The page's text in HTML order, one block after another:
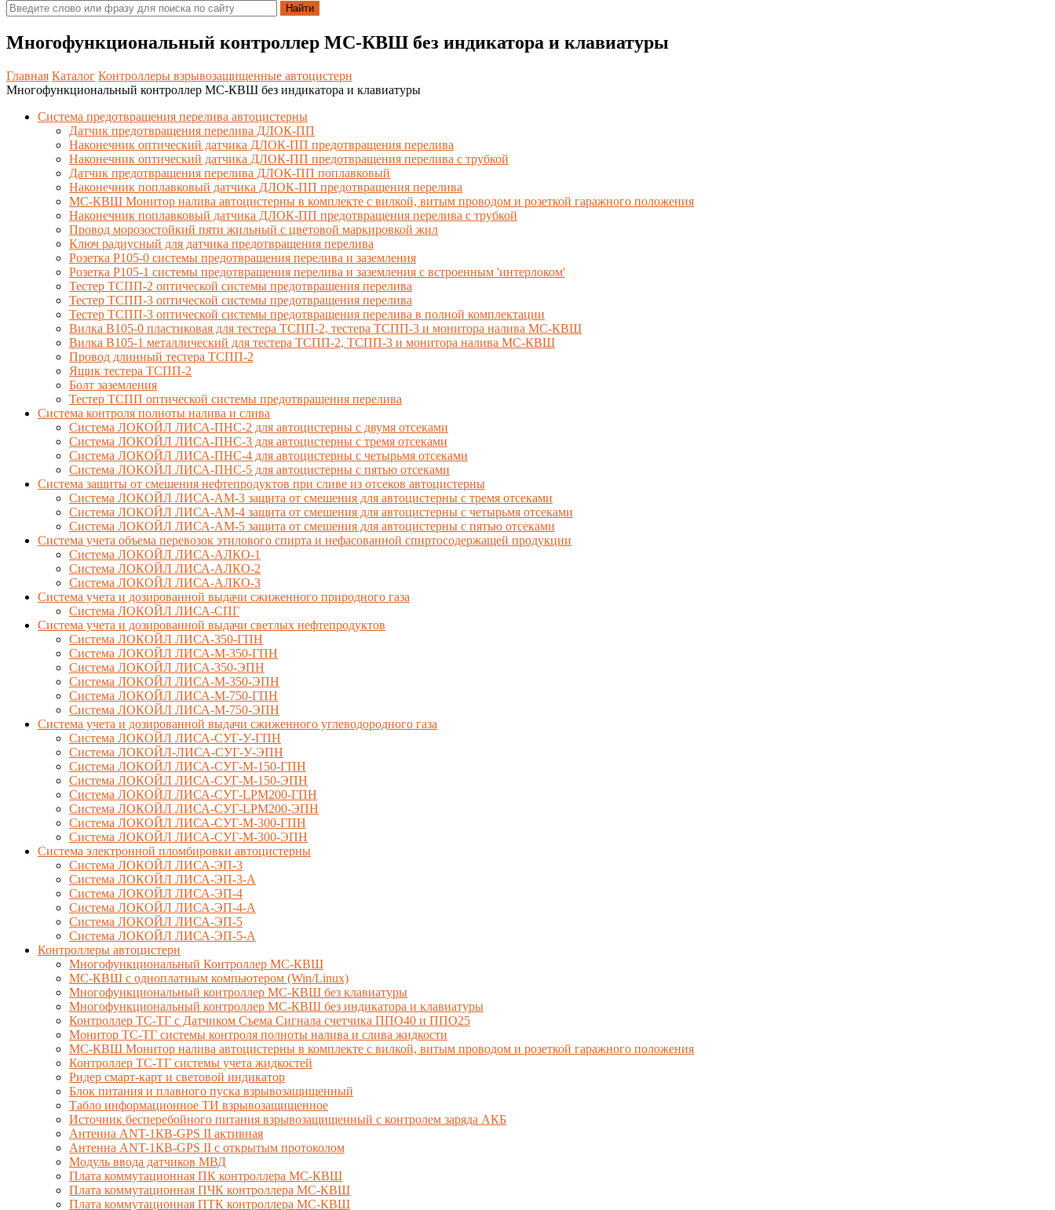
Многофункциональный контроллер МС-КВШ без индикатора и клавиатуры
Главная Каталог Контроллеры взрывозащищенные автоцистерн
Многофункциональный контроллер МС-КВШ без индикатора и клавиатуры
Система предотвращения перелива автоцистерны
Датчик предотвращения перелива ДЛОК-ПП
Наконечник оптический датчика ДЛОК-ПП предотвращения перелива
Наконечник оптический датчика ДЛОК-ПП предотвращения перелива с трубкой
Датчик предотвращения перелива ДЛОК-ПП поплавковый
Наконечник поплавковый датчика ДЛОК-ПП предотвращения перелива
МС-КВШ Монитор налива автоцистерны в комплекте с вилкой, витым проводом и розеткой гаражного положения
Наконечник поплавковый датчика ДЛОК-ПП предотвращения перелива с трубкой
Провод морозостойкий пяти жильный с цветовой маркировкой жил
Ключ радиусный для датчика предотвращения перелива
Розетка Р105-0 системы предотвращения перелива и заземления
Розетка Р105-1 системы предотвращения перелива и заземления с встроенным 'интерлоком'
Тестер ТСПП-2 оптической системы предотвращения перелива
Тестер ТСПП-3 оптической системы предотвращения перелива
Тестер ТСПП-3 оптической системы предотвращения перелива в полной комплектации
Вилка В105-0 пластиковая для тестера ТСПП-2, тестера ТСПП-3 и монитора налива МС-КВШ
Вилка В105-1 металлический для тестера ТСПП-2, ТСПП-3 и монитора налива МС-КВШ
Провод длинный тестера ТСПП-2
Ящик тестера ТСПП-2
Болт заземления
Тестер ТСПП оптической системы предотвращения перелива
Cистема контроля полноты налива и слива
Система ЛОКОЙЛ ЛИСА-ПНС-2 для автоцистерны с двумя отсеками
Система ЛОКОЙЛ ЛИСА-ПНС-3 для автоцистерны с тремя отсеками
Система ЛОКОЙЛ ЛИСА-ПНС-4 для автоцистерны с четырьмя отсеками
Система ЛОКОЙЛ ЛИСА-ПНС-5 для автоцистерны с пятью отсеками
Система защиты от смешения нефтепродуктов при сливе из отсеков автоцистерны
Система ЛОКОЙЛ ЛИСА-AM-3 защита от смешения для автоцистерны с тремя отсеками
Система ЛОКОЙЛ ЛИСА-AM-4 защита от смешения для автоцистерны с четырьмя отсеками
Система ЛОКОЙЛ ЛИСА-AM-5 защита от смешения для автоцистерны с пятью отсеками
Система учета объема перевозок этилового спирта и нефасованной спиртосодержащей продукции
Система ЛОКОЙЛ ЛИСА-AЛКО-1
Система ЛОКОЙЛ ЛИСА-АЛКО-2
Система ЛОКОЙЛ ЛИСА-АЛКО-3
Система учета и дозированной выдачи сжиженного природного газа
Система ЛОКОЙЛ ЛИСА-СПГ
Система учета и дозированной выдачи светлых нефтепродуктов
Система ЛОКОЙЛ ЛИСА-350-ГПН
Система ЛОКОЙЛ ЛИСА-М-350-ГПН
Система ЛОКОЙЛ ЛИСА-350-ЭПН
Система ЛОКОЙЛ ЛИСА-М-350-ЭПН
Система ЛОКОЙЛ ЛИСА-М-750-ГПН
Система ЛОКОЙЛ ЛИСА-М-750-ЭПН
Система учета и дозированной выдачи сжиженного углеводородного газа
Система ЛОКОЙЛ ЛИСА-СУГ-У-ГПН
Система ЛОКОЙЛ-ЛИСА-СУГ-У-ЭПН
Система ЛОКОЙЛ ЛИСА-СУГ-М-150-ГПН
Система ЛОКОЙЛ ЛИСА-СУГ-М-150-ЭПН
Система ЛОКОЙЛ ЛИСА-СУГ-LPM200-ГПН
Система ЛОКОЙЛ ЛИСА-СУГ-LPM200-ЭПН
Система ЛОКОЙЛ ЛИСА-СУГ-М-300-ГПН
Система ЛОКОЙЛ ЛИСА-СУГ-М-300-ЭПН
Система электронной пломбировки автоцистерны
Система ЛОКОЙЛ ЛИСА-ЭП-3
Система ЛОКОЙЛ ЛИСА-ЭП-3-А
Система ЛОКОЙЛ ЛИСА-ЭП-4
Система ЛОКОЙЛ ЛИСА-ЭП-4-А
Система ЛОКОЙЛ ЛИСА-ЭП-5
Система ЛОКОЙЛ ЛИСА-ЭП-5-А
Контроллеры автоцистерн
Многофункциональный Контроллер МС-КВШ
МС-КВШ с одноплатным компьютером (Win/Linux)
Многофункциональный контроллер МС-КВШ без клавиатуры
Многофункциональный контроллер МС-КВШ без индикатора и клавиатуры
Контроллер ТС-ТГ с Датчиком Съема Сигнала счетчика ППО40 и ППО25
Монитор ТС-ТГ системы контроля полноты налива и слива жидкости
МС-КВШ Монитор налива автоцистерны в комплекте с вилкой, витым проводом и розеткой гаражного положения
Контроллер ТС-ТГ системы учета жидкостей
Ридер смарт-карт и световой индикатор
Блок питания и плавного пуска взрывозащищенный
Табло информационное ТИ взрывозащищенное
Источник бесперебойного питания взрывозащищенный с контролем заряда АКБ
Антенна ANT-1КВ-GPS II активная
Антенна ANT-1КВ-GPS II с открытым протоколом
Модуль ввода датчиков МВД
Плата коммутационная ПК контроллера МС-КВШ
Плата коммутационная ПЧК контроллера МС-КВШ
Плата коммутационная ПТК контроллера МС-КВШ